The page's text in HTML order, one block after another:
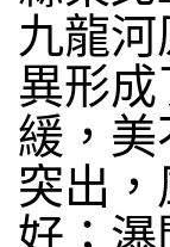
九龍
異形
緩，
突出